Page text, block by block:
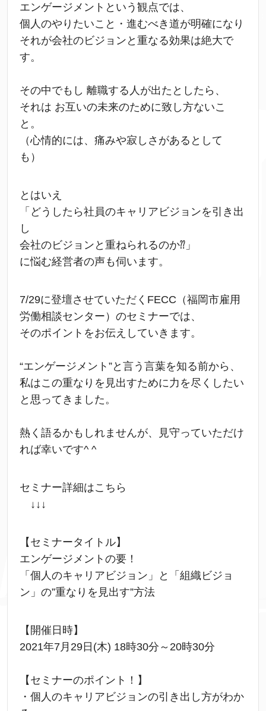
エンゲージメントという観点では、
個人のやりたいこと・進むべき道が明確になり
それが会社のビジョンと重なる効果は絶大で
す。
その中でもし 離職する人が出たとしたら、
それは お互いの未来のために致し方ないこ
と。
（心情的には、痛みや寂しさがあるとして
も）
とはいえ
「どうしたら社員のキャリアビジョンを引き出
し
会社のビジョンと重ねられるのか⁇」
に悩む経営者の声も伺います。
7/29に登壇させていただくFECC（福岡市雇用
労働相談センター）のセミナーでは、
そのポイントをお伝えしていきます。
“エンゲージメント”と言う言葉を知る前から、
私はこの重なりを見出すために力を尽くしたい
と思ってきました。
熱く語るかもしれませんが、見守っていただけ
れば幸いです^ ^
セミナー詳細はこちら
↓↓↓
【セミナータイトル】
エンゲージメントの要！
「個人のキャリアビジョン」と「組織ビジョ
ン」の”重なりを見出す”方法
【開催日時】
2021年7月29日(木) 18時30分～20時30分
【セミナーのポイント！】
・個人のキャリアビジョンの引き出し方がわか